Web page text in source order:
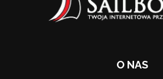
O NAS